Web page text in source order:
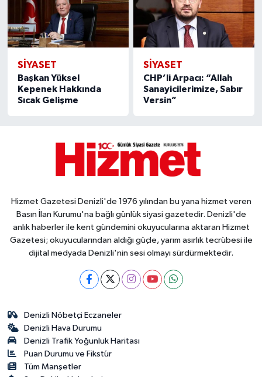
SİYASET
Başkan Yüksel
Kepenek Hakkında
Sıcak Gelişme
SİYASET
CHP’li Arpacı: “Allah
Sanayicilerimize, Sabır
Versin”
Hizmet Gazetesi Denizli'de 1976 yılından bu yana hizmet veren
Basın İlan Kurumu'na bağlı günlük siyasi gazetedir. Denizli'de
anlık haberler ile kent gündemini okuyucularına aktaran Hizmet
Gazetesi; okuyucularından aldığı güçle, yarım asırlık tecrübesi ile
dijital medyada Denizli'nin sesi olmayı sürdürmektedir.
Denizli Nöbetçi Eczaneler
Denizli Hava Durumu
Denizli Trafik Yoğunluk Haritası
Puan Durumu ve Fikstür
Tüm Manşetler